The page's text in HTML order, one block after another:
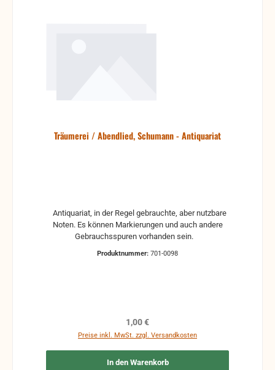
Träumerei / Abendlied, Schumann - Antiquariat
Noten. Es können Markierungen und auch andere
Produktnummer: 701-0098
Regulärer Preis:
1,00 €
Preise inkl. MwSt. zzgl. Versandkosten
In den Warenkorb